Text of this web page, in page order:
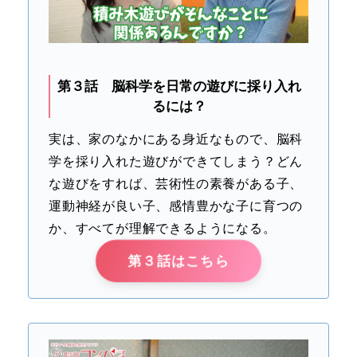
第３話 脳科学を日常の遊びに採り入れ
るには？
実は、家のなかにある身近なもので、脳科
学を採り入れた遊びができてしまう？どん
な遊びをすれば、芸術性の素養がある子、
運動神経が良い子、感情豊かな子に育つの
か、すべてが理解できるようになる。
第３話はこちら